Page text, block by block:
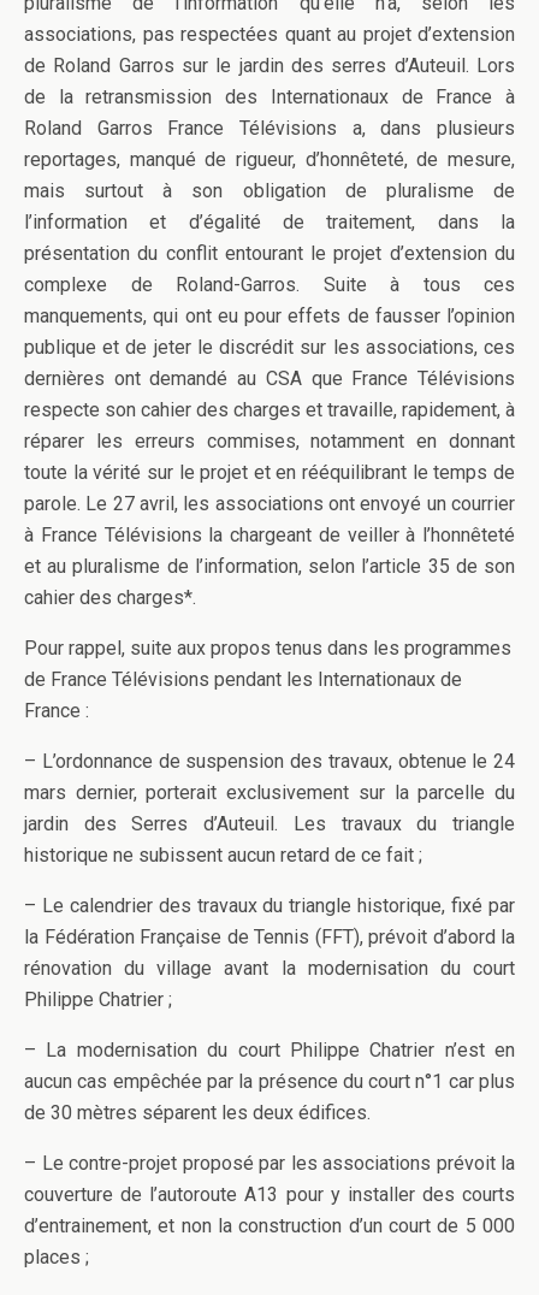
associations, pas respectées quant au projet d’extension
de Roland Garros sur le jardin des serres d’Auteuil. Lors
de la retransmission des Internationaux de France à
Roland Garros France Télévisions a, dans plusieurs
reportages, manqué de rigueur, d’honnêteté, de mesure,
mais surtout à son obligation de pluralisme de
l’information et d’égalité de traitement, dans la
présentation du conflit entourant le projet d’extension du
complexe de Roland-Garros. Suite à tous ces
manquements, qui ont eu pour effets de fausser l’opinion
publique et de jeter le discrédit sur les associations, ces
dernières ont demandé au CSA que France Télévisions
respecte son cahier des charges et travaille, rapidement, à
réparer les erreurs commises, notamment en donnant
toute la vérité sur le projet et en rééquilibrant le temps de
parole. Le 27 avril, les associations ont envoyé un courrier
à France Télévisions la chargeant de veiller à l’honnêteté
et au pluralisme de l’information, selon l’article 35 de son
cahier des charges*.
Pour rappel, suite aux propos tenus dans les programmes
de France Télévisions pendant les Internationaux de
France :
– L’ordonnance de suspension des travaux, obtenue le 24
mars dernier, porterait exclusivement sur la parcelle du
jardin des Serres d’Auteuil. Les travaux du triangle
historique ne subissent aucun retard de ce fait ;
– Le calendrier des travaux du triangle historique, fixé par
la Fédération Française de Tennis (FFT), prévoit d’abord la
rénovation du village avant la modernisation du court
Philippe Chatrier ;
– La modernisation du court Philippe Chatrier n’est en
aucun cas empêchée par la présence du court n°1 car plus
de 30 mètres séparent les deux édifices.
– Le contre-projet proposé par les associations prévoit la
couverture de l’autoroute A13 pour y installer des courts
d’entrainement, et non la construction d’un court de 5 000
places ;